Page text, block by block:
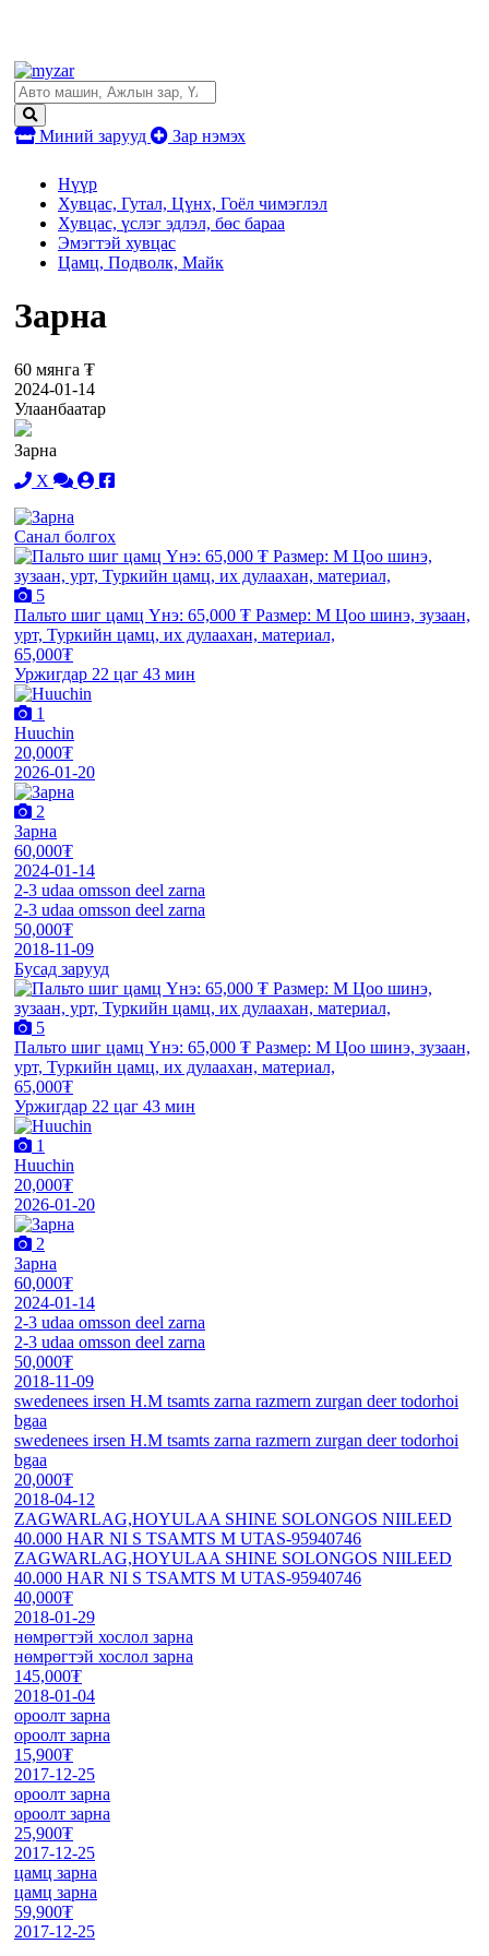
Миний зарууд Зар нэмэх
Нүүр
Хувцас, Гутал, Цүнх, Гоёл чимэглэл
Хувцас, үслэг эдлэл, бөс бараа
Эмэгтэй хувцас
Цамц, Подволк, Майк
Зарна
60 мянга ₮
2024-01-14
Улаанбаатар
Зарна
X
Санал болгох
5
Пальто шиг цамц Үнэ: 65,000 ₮ Размер: M Цоо шинэ, зузаан,
урт, Туркийн цамц, их дулаахан, материал,
65,000₮
Уржигдар 22 цаг 43 мин
1
Huuchin
20,000₮
2026-01-20
2
Зарна
60,000₮
2024-01-14
2-3 udaa omsson deel zarna
2-3 udaa omsson deel zarna
50,000₮
2018-11-09
Бусад зарууд
5
Пальто шиг цамц Үнэ: 65,000 ₮ Размер: M Цоо шинэ, зузаан,
урт, Туркийн цамц, их дулаахан, материал,
65,000₮
Уржигдар 22 цаг 43 мин
1
Huuchin
20,000₮
2026-01-20
2
Зарна
60,000₮
2024-01-14
2-3 udaa omsson deel zarna
2-3 udaa omsson deel zarna
50,000₮
2018-11-09
swedenees irsen H.M tsamts zarna razmern zurgan deer todorhoi
bgaa
swedenees irsen H.M tsamts zarna razmern zurgan deer todorhoi
bgaa
20,000₮
2018-04-12
ZAGWARLAG,HOYULAA SHINE SOLONGOS NIILEED
40.000 HAR NI S TSAMTS M UTAS-95940746
ZAGWARLAG,HOYULAA SHINE SOLONGOS NIILEED
40.000 HAR NI S TSAMTS M UTAS-95940746
40,000₮
2018-01-29
нөмрөгтэй хослол зарна
нөмрөгтэй хослол зарна
145,000₮
2018-01-04
ороолт зарна
ороолт зарна
15,900₮
2017-12-25
ороолт зарна
ороолт зарна
25,900₮
2017-12-25
цамц зарна
цамц зарна
59,900₮
2017-12-25